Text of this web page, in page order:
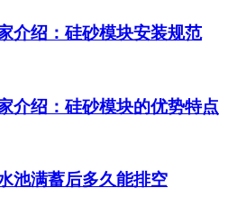
介绍：硅砂模块安装规范
介绍：硅砂模块的优势特点
池满蓄后多久能排空